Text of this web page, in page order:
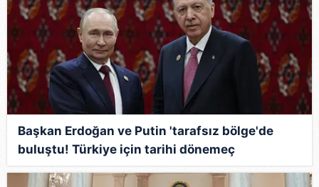
Başkan Erdoğan ve Putin 'tarafsız bölge'de
buluştu! Türkiye için tarihi dönemeç